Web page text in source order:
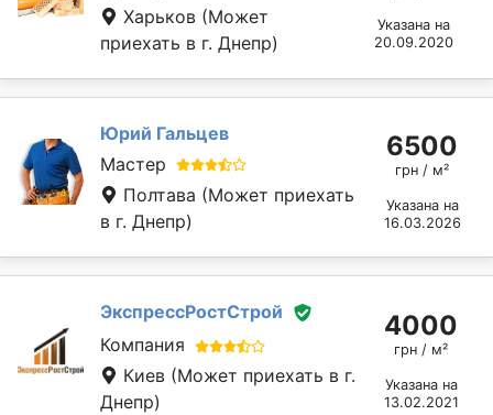
Харьков (Может
приехать в г. Днепр)
Указана на
20.09.2020
Юрий Гальцев
Мастер
Полтава (Может приехать
в г. Днепр)
6500
грн / м²
Указана на
16.03.2026
ЭкспрессРостСтрой
Компания
Киев (Может приехать в г.
Днепр)
4000
грн / м²
Указана на
13.02.2021